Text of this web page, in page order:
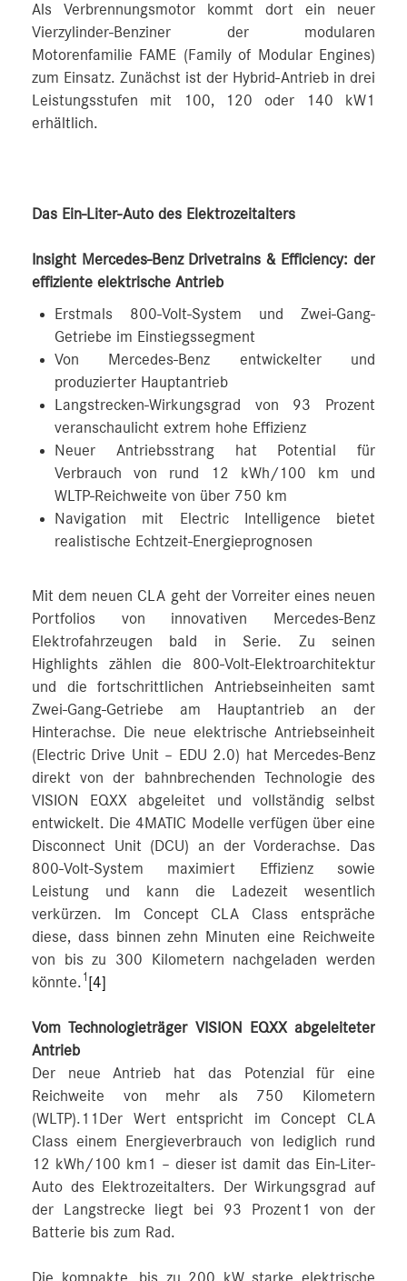
Als Verbrennungsmotor kommt dort ein neuer
Vierzylinder-Benziner der modularen
Motorenfamilie FAME (Family of Modular Engines)
zum Einsatz. Zunächst ist der Hybrid-Antrieb in drei
Leistungsstufen mit 100, 120 oder 140 kW1
erhältlich.
Das Ein-Liter-Auto des Elektrozeitalters
Insight Mercedes-Benz Drivetrains & Efficiency: der
effiziente elektrische Antrieb
Erstmals 800-Volt-System und Zwei-Gang-
Getriebe im Einstiegssegment
Von Mercedes-Benz entwickelter und
produzierter Hauptantrieb
Langstrecken-Wirkungsgrad von 93 Prozent
veranschaulicht extrem hohe Effizienz
Neuer Antriebsstrang hat Potential für
Verbrauch von rund 12 kWh/100 km und
WLTP-Reichweite von über 750 km
Navigation mit Electric Intelligence bietet
realistische Echtzeit-Energieprognosen
Mit dem neuen CLA geht der Vorreiter eines neuen
Portfolios von innovativen Mercedes‑Benz
Elektrofahrzeugen bald in Serie. Zu seinen
Highlights zählen die 800-Volt-Elektroarchitektur
und die fortschrittlichen Antriebseinheiten samt
Zwei-Gang-Getriebe am Hauptantrieb an der
Hinterachse. Die neue elektrische Antriebseinheit
(Electric Drive Unit – EDU 2.0) hat Mercedes-Benz
direkt von der bahnbrechenden Technologie des
VISION EQXX abgeleitet und vollständig selbst
entwickelt. Die 4MATIC Modelle verfügen über eine
Disconnect Unit (DCU) an der Vorderachse. Das
800-Volt-System maximiert Effizienz sowie
Leistung und kann die Ladezeit wesentlich
verkürzen. Im Concept CLA Class entspräche
diese, dass binnen zehn Minuten eine Reichweite
von bis zu 300 Kilometern nachgeladen werden
könnte. 1 [4]
Vom Technologieträger VISION EQXX abgeleiteter
Antrieb
Der neue Antrieb hat das Potenzial für eine
Reichweite von mehr als 750 Kilometern
(WLTP).11Der Wert entspricht im Concept CLA
Class einem Energieverbrauch von lediglich rund
12 kWh/100 km1 – dieser ist damit das Ein-Liter-
Auto des Elektrozeitalters. Der Wirkungsgrad auf
der Langstrecke liegt bei 93 Prozent1 von der
Batterie bis zum Rad.